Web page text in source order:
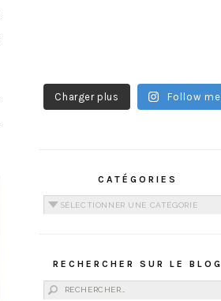
Charger plus Follow me
CATÉGORIES
Catégories
RECHERCHER SUR LE BLOG
Rechercher :